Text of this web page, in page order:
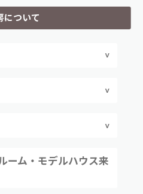
について
ーム・モデルハウス来